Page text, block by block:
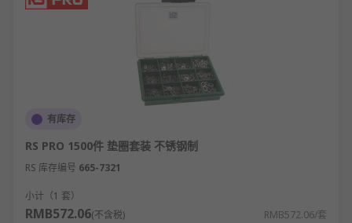
有库存
RS PRO 1500件 垫圈套装 不锈钢制
RS 库存编号 665-7321
小计（1 套）
RMB572.06(不含税) RMB572.06/套